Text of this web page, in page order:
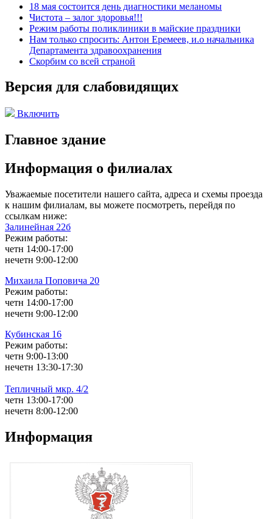
18 мая состоится день диагностики меланомы
Чистота – залог здоровья!!!
Режим работы поликлиники в майские праздники
Нам только спросить: Антон Еремеев, и.о начальника
Департамента здравоохранения
Скорбим со всей страной
Версия для слабовидящих
Включить
Главное здание
Информация о филиалах
Уважаемые посетители нашего сайта, адреса и схемы проезда
к нашим филиалам, вы можете посмотреть, перейдя по
ссылкам ниже:
Залинейная 22б
Режим работы:
четн 14:00-17:00
нечетн 9:00-12:00
Михаила Поповича 20
Режим работы:
четн 14:00-17:00
нечетн 9:00-12:00
Кубинская 16
Режим работы:
четн 9:00-13:00
нечетн 13:30-17:30
Тепличный мкр. 4/2
четн 13:00-17:00
нечетн 8:00-12:00
Информация